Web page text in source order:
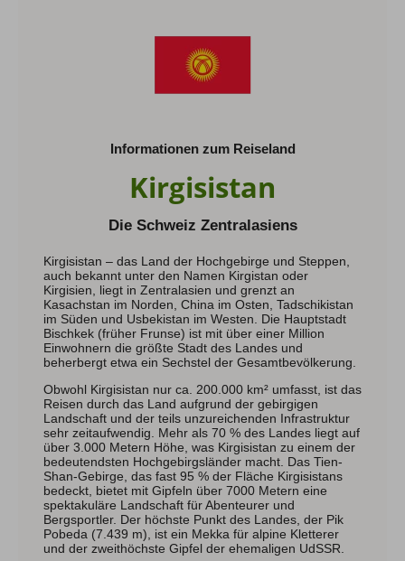
Klettersteig Tagestouren
Klettersteig Mehrtage
Klettersteigkurse
Wandern
Wandern Weltweit
Wandern Selfguided
Allgäuer Gipfelwelten
Winter
Sommer
Über uns
Informationen zum Reiseland
Kirgisistan
Die Schweiz Zentralasiens
Kirgisistan – das Land der Hochgebirge und Steppen,
auch bekannt unter den Namen Kirgistan oder
Kirgisien, liegt in Zentralasien und grenzt an
Kasachstan im Norden, China im Osten, Tadschikistan
im Süden und Usbekistan im Westen. Die Hauptstadt
Bischkek (früher Frunse) ist mit über einer Million
Einwohnern die größte Stadt des Landes und
beherbergt etwa ein Sechstel der Gesamtbevölkerung.
Obwohl Kirgisistan nur ca. 200.000 km² umfasst, ist das
Reisen durch das Land aufgrund der gebirgigen
Landschaft und der teils unzureichenden Infrastruktur
sehr zeitaufwendig. Mehr als 70 % des Landes liegt auf
über 3.000 Metern Höhe, was Kirgisistan zu einem der
bedeutendsten Hochgebirgsländer macht. Das Tien-
Shan-Gebirge, das fast 95 % der Fläche Kirgisistans
bedeckt, bietet mit Gipfeln über 7000 Metern eine
spektakuläre Landschaft für Abenteurer und
Bergsportler. Der höchste Punkt des Landes, der Pik
Pobeda (7.439 m), ist ein Mekka für alpine Kletterer
und der zweithöchste Gipfel der ehemaligen UdSSR.